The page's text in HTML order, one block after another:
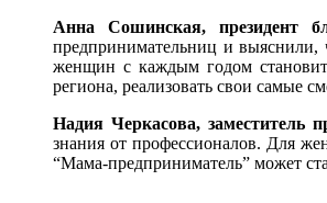
Анна Сошинская, президент
предпринимательниц и
женщин с каждым годом
региона, реализовать свои самые
Надия Черкасова, заместитель
знания от профессионалов. Для
“Мама-предприниматель” может